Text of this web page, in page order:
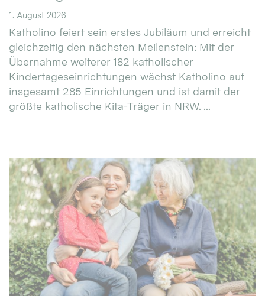
1. August 2026
Katholino feiert sein erstes Jubiläum und erreicht
gleichzeitig den nächsten Meilenstein: Mit der
Übernahme weiterer 182 katholischer
Kindertageseinrichtungen wächst Katholino auf
insgesamt 285 Einrichtungen und ist damit der
größte katholische Kita-Träger in NRW. ...